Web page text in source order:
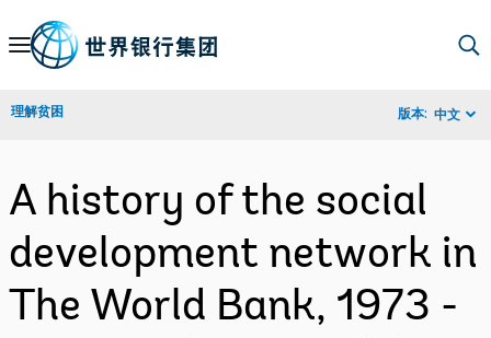
Skip
Navigation
理解贫困 版本: 中文
A history of the social
development network in
The World Bank, 1973 -